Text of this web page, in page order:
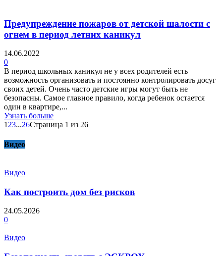
Предупреждение пожаров от детской шалости с
огнем в период летних каникул
14.06.2022
0
В период школьных каникул не у всех родителей есть
возможность организовать и постоянно контролировать досуг
своих детей. Очень часто детские игры могут быть не
безопасны. Самое главное правило, когда ребенок остается
один в квартире,...
Узнать больше
1 23...26Страница 1 из 26
Видео
Видео
Как построить дом без рисков
24.05.2026
0
Видео